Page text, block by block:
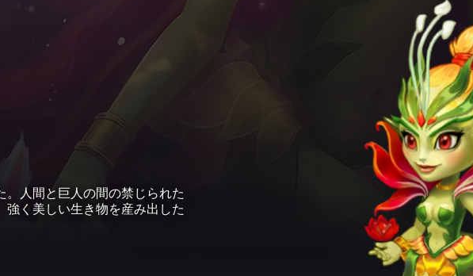
人間と巨人の間の禁じられた
く美しい生き物を産み出した